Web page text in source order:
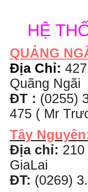
HỆ
QUẢNG
Địa Chỉ:
Quãng Ngãi
ĐT : (0255)
475 ( Mr
Tây
Địa chỉ:
GiaLai
ĐT: (0269)